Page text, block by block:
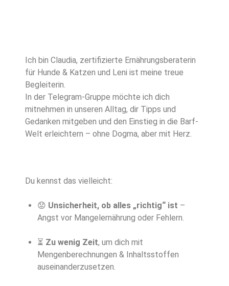
Ich bin Claudia, zertifizierte Ernährungsberaterin
für Hunde & Katzen und Leni ist meine treue
Begleiterin.
In der Telegram-Gruppe möchte ich dich
mitnehmen in unseren Alltag, dir Tipps und
Gedanken mitgeben und den Einstieg in die Barf-
Welt erleichtern – ohne Dogma, aber mit Herz.
Du kennst das vielleicht:
😟 Unsicherheit, ob alles „richtig“ ist –
Angst vor Mangelernährung oder Fehlern.
⏳ Zu wenig Zeit, um dich mit
Mengenberechnungen & Inhaltsstoffen
auseinanderzusetzen.